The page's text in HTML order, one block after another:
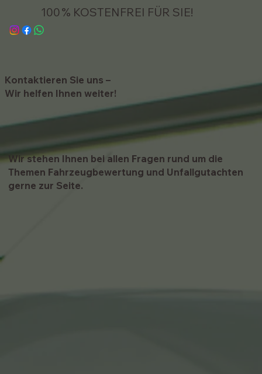
100 % KOSTENFREI FÜR SIE!
Kontaktieren Sie uns –
Wir helfen Ihnen weiter!
Wir stehen Ihnen bei allen Fragen rund um die
Themen Fahrzeugbewertung und Unfallgutachten
gerne zur Seite.